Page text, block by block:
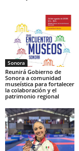
Sonora
Reunirá Gobierno de
Sonora a comunidad
museística para fortalecer
la colaboración y el
patrimonio regional